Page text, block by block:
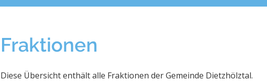
Fraktionen
Diese Übersicht enthält alle Fraktionen der Gemeinde Dietzhölztal.